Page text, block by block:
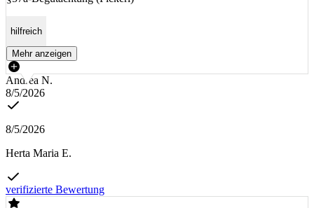
hilfreich
Mehr anzeigen
Andrea N.
8/5/2026
8/5/2026
Herta Maria E.
verifizierte Bewertung